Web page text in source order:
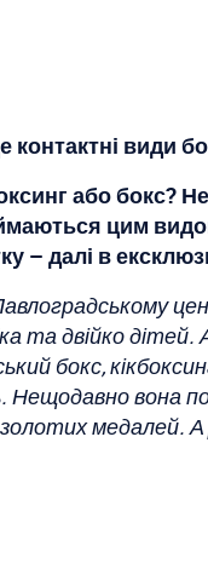
контактні види
або бокс?
цим
– далі в
двійко дітей.
бокс,
вона
золотих